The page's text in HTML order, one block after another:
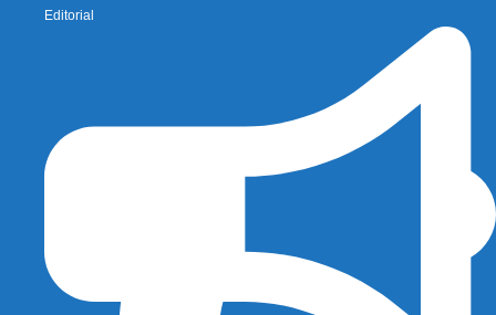
Editorial